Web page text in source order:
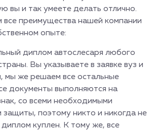
вы и так умеете делать отлично.
все преимущества нашей компании
опыте:
диплом автослесаря любого
Вы указываете в заявке вуз и
мы же решаем все остальные
документы выполняются на
со всеми необходимыми
защиты, поэтому никто и никогда не
диплом куплен. К тому же, все